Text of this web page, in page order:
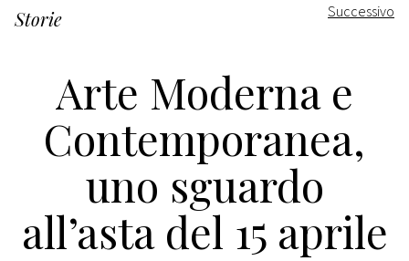
Storie Successivo
Arte Moderna e
Contemporanea,
uno sguardo
all’asta del 15 aprile